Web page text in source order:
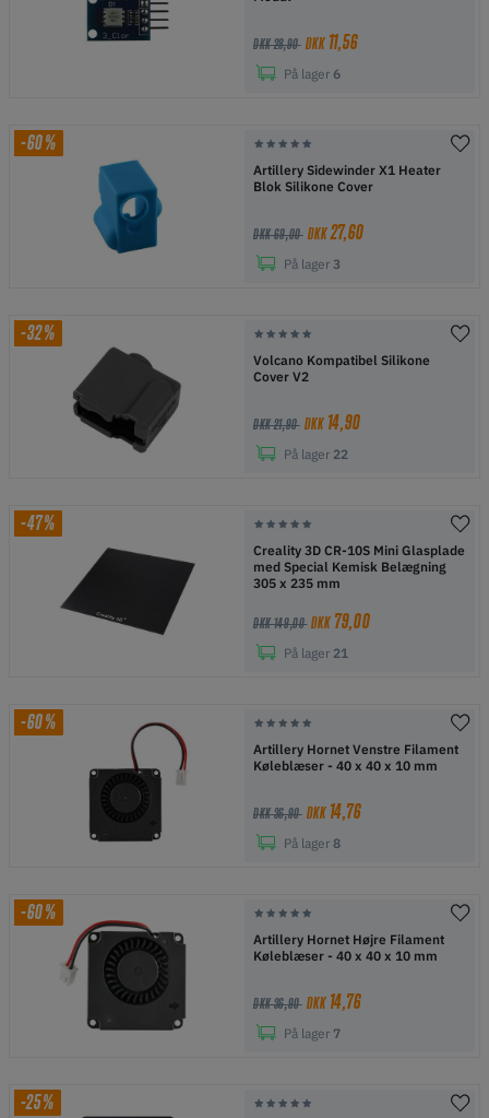
DKK 28,90 DKK11,56
På lager 6
-60%
Artillery Sidewinder X1 Heater
Blok Silikone Cover
DKK 69,00 DKK27,60
På lager 3
-32%
Volcano Kompatibel Silikone
Cover V2
DKK 21,90 DKK14,90
På lager 22
-47%
Creality 3D CR-10S Mini Glasplade
med Special Kemisk Belægning
305 x 235 mm
DKK 149,00 DKK 79,00
På lager 21
-60%
Artillery Hornet Venstre Filament
Køleblæser - 40 x 40 x 10 mm
DKK 36,90 DKK14,76
På lager 8
-60%
Artillery Hornet Højre Filament
Køleblæser - 40 x 40 x 10 mm
DKK 36,90 DKK14,76
På lager 7
-25%